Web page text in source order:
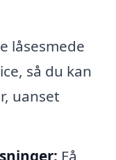
låsesmede
så du kan
uanset
Få